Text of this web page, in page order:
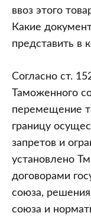
ввоз этого
Какие
представить в
Согласно ст.
Таможенного
перемещение
границу
запретов и
установлено
договорами
союза,
союза и